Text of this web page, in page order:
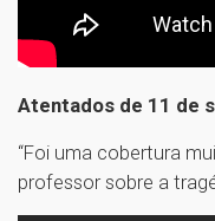
Atentados de 11 de
“Foi uma cobertura
professor sobre a